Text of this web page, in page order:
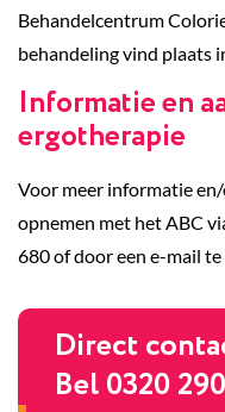
Behandelcentrum
behandeling vind plaats
Informatie en
ergotherapie
Voor meer informatie
opnemen met het ABC
680 of door een e-mail
Direct
Bel 0320